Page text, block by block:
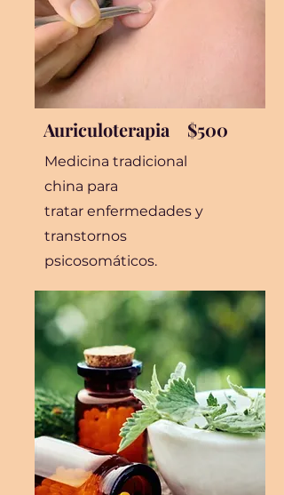
Auriculoterapia $500
Medicina tradicional
china para
tratar enfermedades y
transtornos
psicosomáticos.